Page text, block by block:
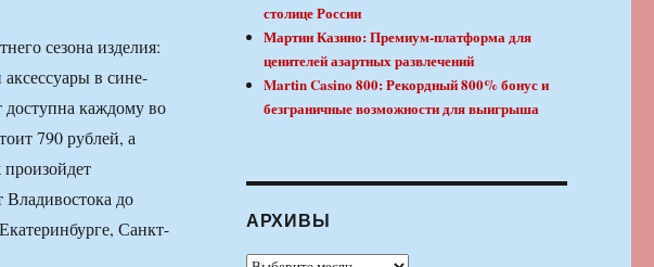
сезона изделия:
в сине-
доступна каждому во
790 рублей, а
Владивостока до
Санкт-
столице России
Мартин Казино: Премиум-платформа для
ценителей азартных развлечений
Martin Casino 800: Рекордный 800% бонус и
безграничные возможности для выигрыша
АРХИВЫ